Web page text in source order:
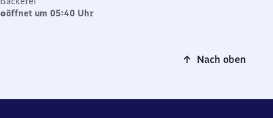
öffnet um 05:40 Uhr
Nach oben